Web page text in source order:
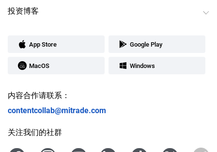
投资博客
App Store Google Play
MacOS Windows
内容合作请联系：
contentcollab@mitrade.com
关注我们的社群